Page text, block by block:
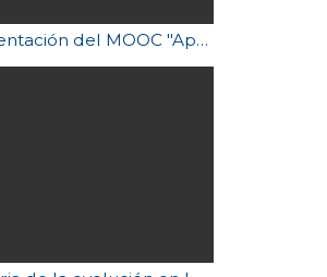
Presentación del MOOC "Aprendizaje Basado en Proyectos"